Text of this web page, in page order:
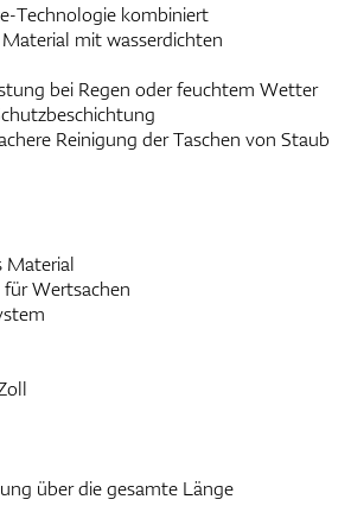
Technologie kombiniert
mit wasserdichten
bei Regen oder feuchtem Wetter
Reinigung der Taschen von Staub
Material
Wertsachen
über die gesamte Länge